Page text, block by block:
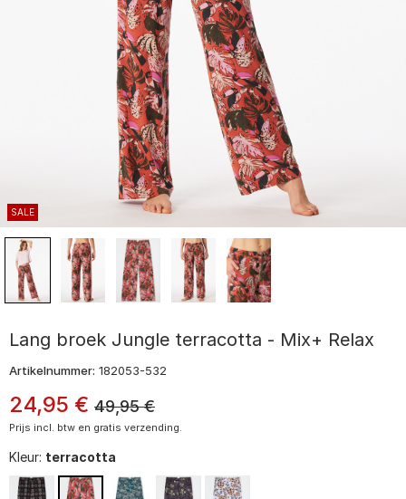
SALE
Lang broek Jungle terracotta - Mix+ Relax
Artikelnummer: 182053-532
24,95 € 49,95 €
Prijs incl. btw en gratis verzending.
Kleur: terracotta